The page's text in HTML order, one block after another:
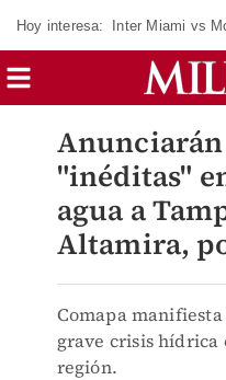
Hoy interesa: Inter Miami vs
"inéditas"
agua a
Altamira,
Comapa
grave crisis
región.